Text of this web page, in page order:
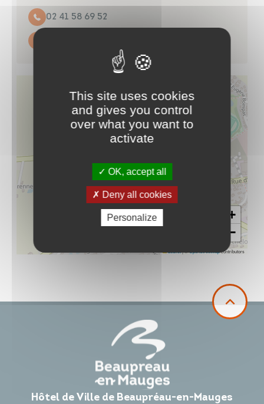
02 41 58 69 52
+
−
contributors
Hôtel de Ville de Beaupréau-en-Mauges
This site uses cookies
and gives you control
over what you want to
activate
OK, accept all
Deny all cookies
Personalize